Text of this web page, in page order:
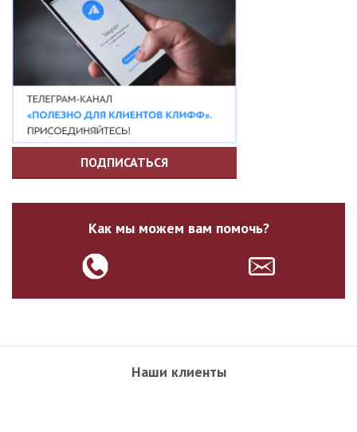
ПОДПИСАТЬСЯ
Как мы можем вам помочь?
Наши клиенты